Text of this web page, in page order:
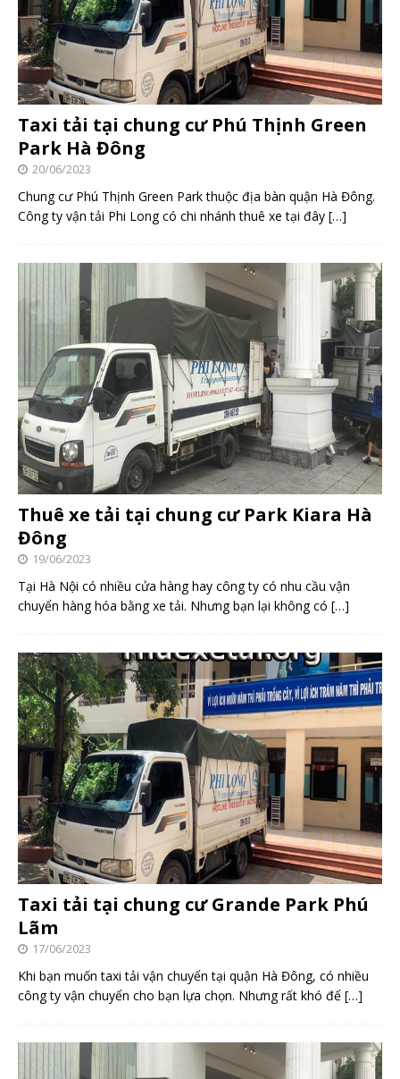
Taxi tải tại chung cư Phú Thịnh Green
Park Hà Đông
20/06/2023
Chung cư Phú Thịnh Green Park thuộc địa bàn quận Hà Đông.
Công ty vận tải Phi Long có chi nhánh thuê xe tại đây […]
Thuê xe tải tại chung cư Park Kiara Hà
Đông
19/06/2023
Tại Hà Nội có nhiều cửa hàng hay công ty có nhu cầu vận
chuyển hàng hóa bằng xe tải. Nhưng bạn lại không có […]
Taxi tải tại chung cư Grande Park Phú
Lãm
17/06/2023
Khi bạn muốn taxi tải vận chuyển tại quận Hà Đông, có nhiều
công ty vận chuyển cho bạn lựa chọn. Nhưng rất khó để […]